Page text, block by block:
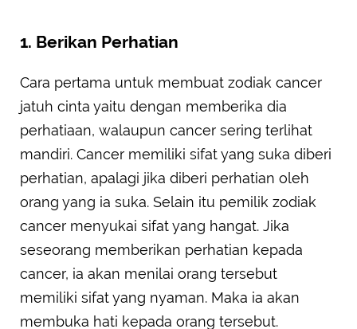
1. Berikan Perhatian
Cara pertama untuk membuat zodiak cancer
jatuh cinta yaitu dengan memberika dia
perhatiaan, walaupun cancer sering terlihat
mandiri. Cancer memiliki sifat yang suka diberi
perhatian, apalagi jika diberi perhatian oleh
orang yang ia suka. Selain itu pemilik zodiak
cancer menyukai sifat yang hangat. Jika
seseorang memberikan perhatian kepada
cancer, ia akan menilai orang tersebut
memiliki sifat yang nyaman. Maka ia akan
membuka hati kepada orang tersebut.